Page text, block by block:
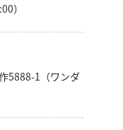
）
5888-1（ワンダ